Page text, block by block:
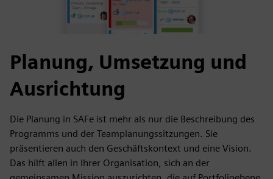
Planung, Umsetzung und
Ausrichtung
Die Planung in SAFe ist mehr als nur die Beschreibung des
Programms und der Teamplanungssitzungen. Sie
präsentieren auch den Geschäftskontext und eine Vision.
Das hilft allen in Ihrer Organisation, sich an der